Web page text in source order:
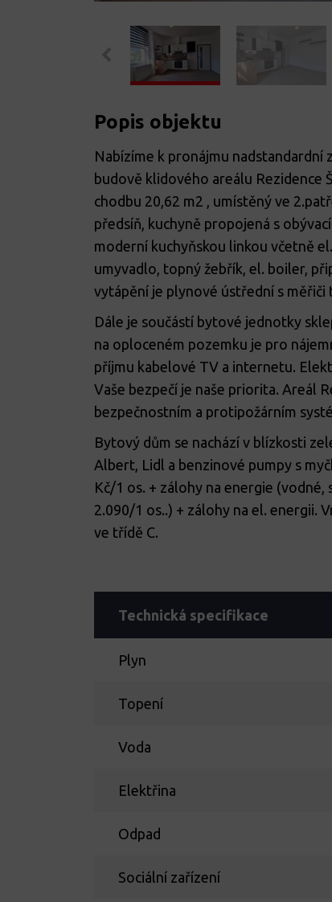
Popis objektu
Nabízíme k pronájmu
budově klidového areálu Rezidence
chodbu 20,62 m2 , umístěný ve
předsíň, kuchyně propojená s
moderní kuchyňskou linkou včetně
umyvadlo, topný žebřík, el. boiler,
vytápění je plynové ústřední s měřiči
Dále je součástí bytové jednotky
na oploceném pozemku je pro
příjmu kabelové TV a internetu.
Vaše bezpečí je naše priorita. Areál
bezpečnostním a protipožárním
Bytový dům se nachází v blízkosti
Albert, Lidl a benzinové pumpy s
Kč/1 os. + zálohy na energie
2.090/1 os..) + zálohy na el. energii.
ve třídě C.
Technická specifikace
Plyn
Topení
Voda
Elektřina
Odpad
Sociální zařízení